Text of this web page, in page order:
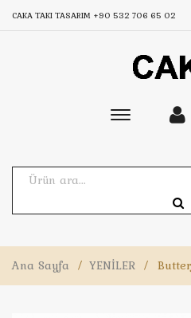
CAKA TAKI TASARIM +90 532 706 65 02
Toggle
Ana Sayfa / YENİLER /